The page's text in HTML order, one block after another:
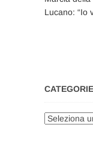
Lucano: “Io
CATEGORIE
Categorie